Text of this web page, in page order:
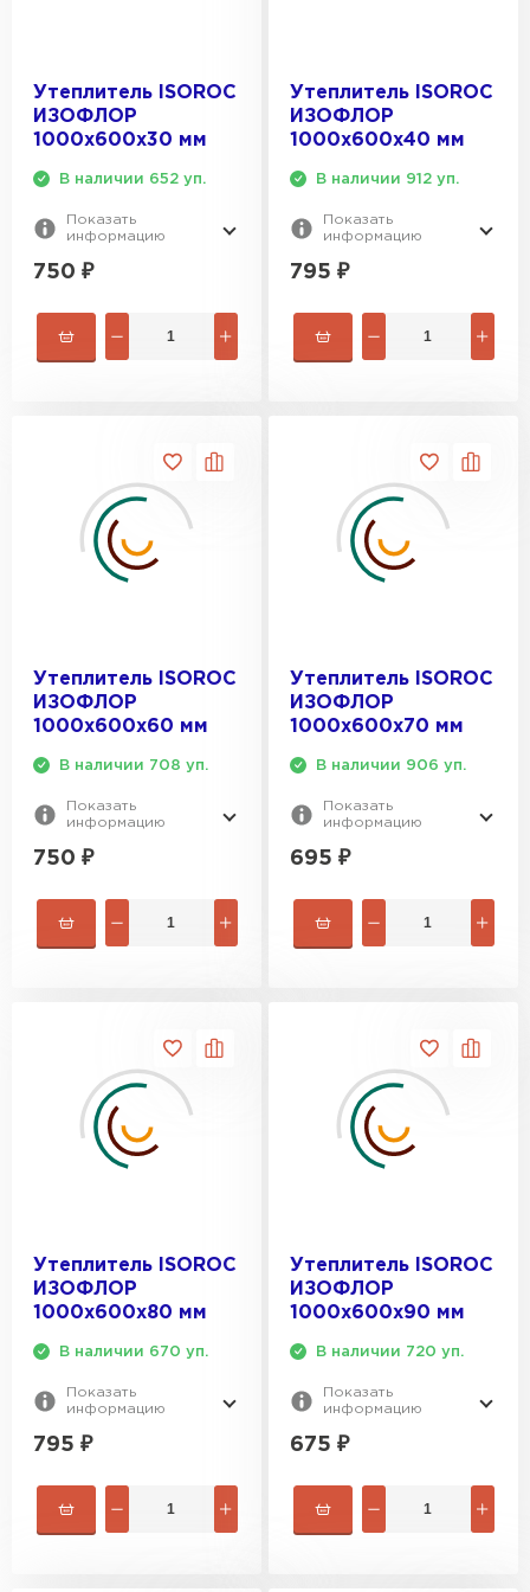
Утеплитель ISOROC
ИЗОФЛОР
1000х600х30 мм
В наличии 652 уп.
Показать
информацию
750 ₽
Утеплитель ISOROC
ИЗОФЛОР
1000х600х40 мм
В наличии 912 уп.
Показать
информацию
795 ₽
Утеплитель ISOROC
ИЗОФЛОР
1000х600х60 мм
В наличии 708 уп.
Показать
информацию
750 ₽
Утеплитель ISOROC
ИЗОФЛОР
1000х600х70 мм
В наличии 906 уп.
Показать
информацию
695 ₽
Утеплитель ISOROC
ИЗОФЛОР
1000х600х80 мм
В наличии 670 уп.
Показать
информацию
795 ₽
Утеплитель ISOROC
ИЗОФЛОР
1000х600х90 мм
В наличии 720 уп.
Показать
информацию
675 ₽
Утеплитель Тимплэкс
Утеплитель Изовол
Утеплитель Термит
Утеплитель Изомин
ПЕРЕЙТИ
Рулонная кровля Брит
ПЕРЕЙТИ
Утеплитель Isover
Утеплитель Paroc
Утеплитель Isotec
Утеплитель Ruspanel
Утеплитель Xotpipe
Утеплитель Тимплэкс